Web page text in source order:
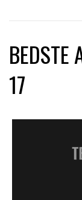
BEDSTE
17